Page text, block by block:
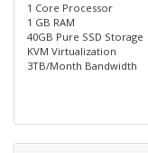
1 Core Processor
1 GB RAM
40GB Pure SSD Storage
KVM Virtualization
3TB/Month Bandwidth